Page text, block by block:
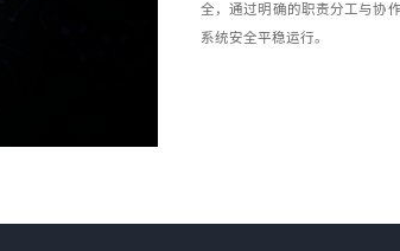
全，通过明确的职责分工与协
系统安全平稳运行。